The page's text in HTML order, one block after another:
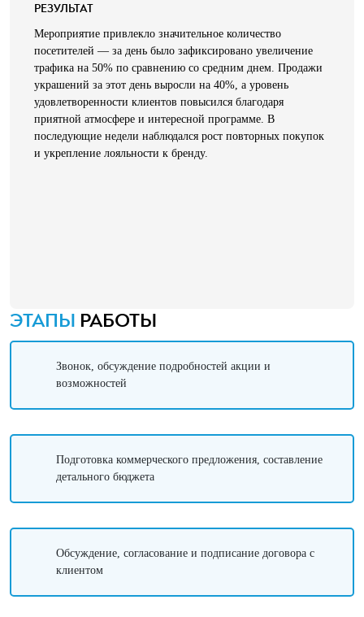
РЕЗУЛЬТАТ
Мероприятие привлекло значительное количество
посетителей — за день было зафиксировано увеличение
трафика на 50% по сравнению со средним днем. Продажи
украшений за этот день выросли на 40%, а уровень
удовлетворенности клиентов повысился благодаря
приятной атмосфере и интересной программе. В
последующие недели наблюдался рост повторных покупок
и укрепление лояльности к бренду.
ЭТАПЫ РАБОТЫ
Звонок, обсуждение подробностей акции и
возможностей
Подготовка коммерческого предложения, составление
детального бюджета
Обсуждение, согласование и подписание договора с
клиентом